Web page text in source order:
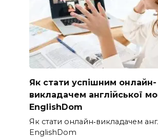
Як стати успішним онлайн-
викладачем англійської
EnglishDom
Як стати онлайн‑викладачем
EnglishDom